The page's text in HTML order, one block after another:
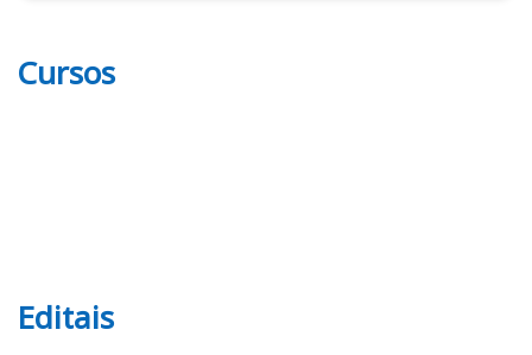
Cursos
Editais MP RS
Editais